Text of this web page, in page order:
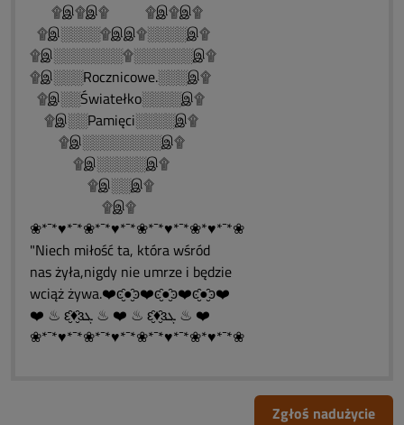
۩இ۩இ۩ ۩இ۩இ۩
۩இ░░░░۩இஇ۩░░░░இ۩
۩இ░░░░░░░۩░░░░░░இ۩
۩இ░░░Rocznicowe.░░░இ۩
۩இ░░Światełko░░░░இ۩
۩இ░░Pamięci░░░░இ۩
۩இ░░░░░░░░இ۩
۩இ░░░░░இ۩
۩இ░░இ۩
۩இ۩
❀*¯*♥*¯*❀*¯*♥*¯*❀*¯*♥*¯*❀*♥*¯*❀
"Niech miłość ta, która wśród
nas żyła,nigdy nie umrze i będzie
wciąż żywa.❤️ͼ̮̑●̮̑ͽ❤️ͼ̮̑●̮̑ͽ❤️ͼ̮̑●̮̑ͽ❤️
❤️ ♨ ԑ̮̑♦̮̑ɜܓ ♨ ❤️ ♨ ԑ̮̑♦̮̑ɜܓ ♨ ❤️
❀*¯*♥*¯*❀*¯*♥*¯*❀*¯*♥*¯*❀*♥*¯*❀
Zgłoś nadużycie